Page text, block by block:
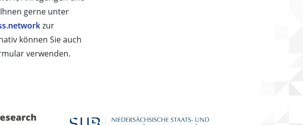
gerne unter
zur
können Sie auch
verwenden.